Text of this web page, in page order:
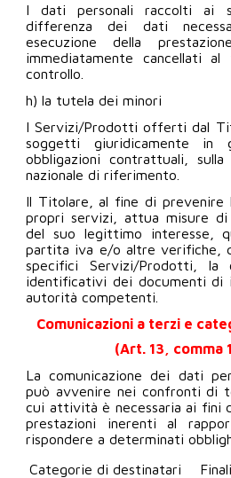
I dati personali raccolti ai
differenza dei dati
esecuzione della
immediatamente cancellati
controllo.
h) la tutela dei minori
I Servizi/Prodotti offerti dal
soggetti giuridicamente in
obbligazioni contrattuali,
nazionale di riferimento.
Il Titolare, al fine di prevenire
propri servizi, attua misure
del suo legittimo interesse,
partita iva e/o altre verifiche,
specifici Servizi/Prodotti,
identificativi dei documenti di
autorità competenti.
Comunicazioni a terzi e
(Art. 13, comma
La comunicazione dei dati
può avvenire nei confronti di
cui attività è necessaria ai fini
prestazioni inerenti al
rispondere a determinati
Categorie di destinatari